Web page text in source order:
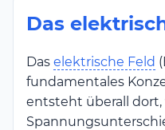
Das
Das elektrische Feld
fundamentales
entsteht überall dort,